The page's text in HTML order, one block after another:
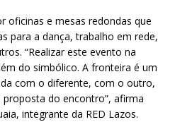
oficinas e mesas redondas que
para a dança, trabalho em rede,
“Realizar este evento na
do simbólico. A fronteira é um
com o diferente, com o outro,
do encontro”, afirma
integrante da RED Lazos.